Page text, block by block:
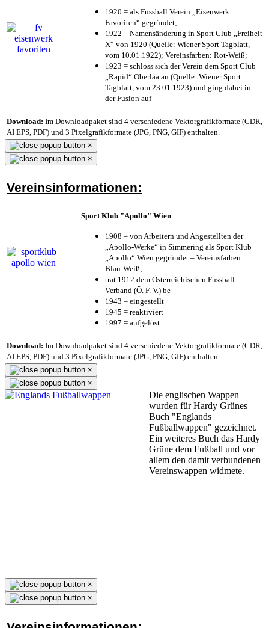
1920 = als Fussball Verein „Eisenwerk
Favoriten“ gegründet;
1922 = Namensänderung in Sport Club „Freiheit
X“ von 1920 (Quelle: Wiener Sport Tagblatt,
vom 10.01.1922); Vereinsfarben: Rot-Weiß;
1923 = schloss sich der Verein dem Sport Club
„Rapid“ Oberlaa an (Quelle: Wiener Sport
Tagblatt, vom 23.01.1923) und ging dabei in
der Fusion auf
Download: Im Downloadpaket sind 4 verschiedene Vektorgrafikformate (CDR,
AI EPS, PDF) und 3 Pixelgrafikformate (JPG, PNG, GIF) enthalten.
×
×
Vereinsinformationen:
Sport Klub "Apollo" Wien
1908 – von Arbeitern und Angestellten der
„Apollo-Werke“ in Simmering als Sport Klub
„Apollo“ Wien gegründet – Vereinsfarben:
Blau-Weiß;
trat 1912 dem Österreichischen Fussball
Verband (Ö. F. V.) be
1943 = eingestellt
1945 = reaktiviert
1997 = aufgelöst
Download: Im Downloadpaket sind 4 verschiedene Vektorgrafikformate (CDR,
AI EPS, PDF) und 3 Pixelgrafikformate (JPG, PNG, GIF) enthalten.
×
×
Die englischen Wappen
wurden für Hardy Grünes
Buch "Englands
Fußballwappen" gezeichnet.
Ein weiteres Buch das Hardy
Grüne dem Fußball und vor
allem den damit verbundenen
Vereinswappen widmete.
×
×